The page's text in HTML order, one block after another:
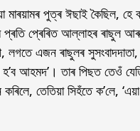
মাৰয়ামৰ পুত্ৰ ঈছাই কৈছিল, হে
প্ৰতি প্ৰেৰিত আল্লাহৰ ৰাছুল আৰু
লগতে এজন ৰাছুলৰ
আহমদ’। তাৰ পিছত তেওঁ
তেতিয়া সিহঁতে ক’লে,